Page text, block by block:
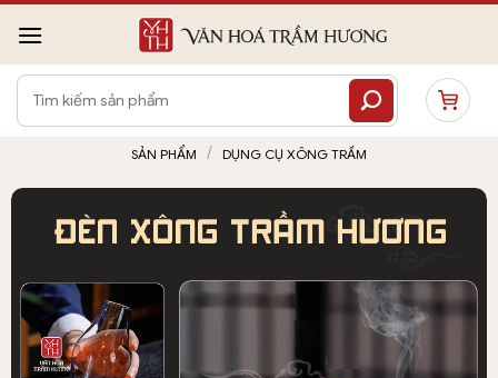
qua
nội
dung
Tìm
SẢN PHẨM / DỤNG CỤ XÔNG TRẦM